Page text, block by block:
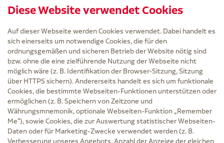
Kintex Kinesiologie Tape blau
Service
Versand und Lieferzeit
Kontakt
FAQ
AGB
Cookie-Einstellungen
Datenschutz
Erklärung zur Barrierefreiheit
Diese Website verwendet Cookies
Auf dieser Webseite werden Cookies verwendet. Dabei handelt es
sich einerseits um notwendige Cookies, die für den
ordnungsgemäßen und sicheren Betrieb der Website nötig sind
bzw. ohne die eine zielführende Nutzung der Webseite nicht
möglich wäre (z. B. Identifikation der Browser-Sitzung, Sitzung
über HTTPS sichern). Andererseits handelt es sich um funktionale
Cookies, die bestimmte Webseiten-Funktionen unterstützen oder
ermöglichen (z. B. Speichern von Zeitzone und
Währungsmnemonik, optionale Webseiten-Funktion „Remember
Me“), sowie Cookies, die zur Auswertung statistischer Webseiten-
Daten oder für Marketing-Zwecke verwendet werden (z. B.
Verbesserung unseres Angebots, Anzahl der Anzeige der gleichen